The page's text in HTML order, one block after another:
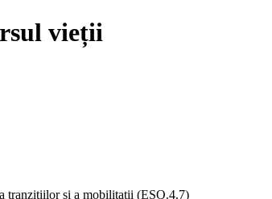
vieții
tranzitiilor si a mobilitatii (ESO.4.7)